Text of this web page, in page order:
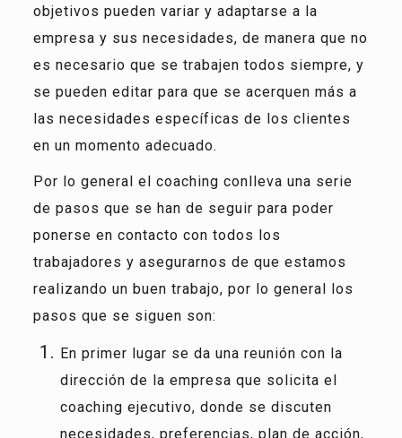
objetivos pueden variar y adaptarse a la
empresa y sus necesidades, de manera que no
es necesario que se trabajen todos siempre, y
se pueden editar para que se acerquen más a
las necesidades específicas de los clientes
en un momento adecuado.
Por lo general el coaching conlleva una serie
de pasos que se han de seguir para poder
ponerse en contacto con todos los
trabajadores y asegurarnos de que estamos
realizando un buen trabajo, por lo general los
pasos que se siguen son:
En primer lugar se da una reunión con la
dirección de la empresa que solicita el
coaching ejecutivo, donde se discuten
necesidades, preferencias, plan de acción,